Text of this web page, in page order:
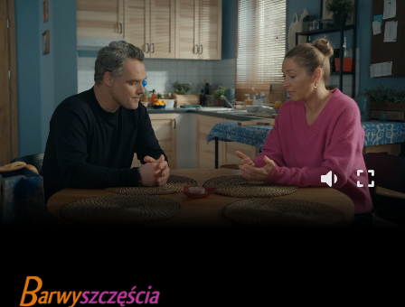
Barwy szczęścia